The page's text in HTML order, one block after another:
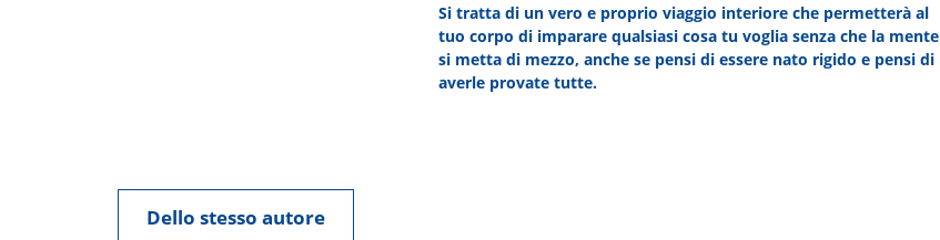
Si tratta di un vero e proprio viaggio interiore che permetterà al
tuo corpo di imparare qualsiasi cosa tu voglia senza che la mente
si metta di mezzo, anche se pensi di essere nato rigido e pensi di
averle provate tutte.
Dello stesso autore